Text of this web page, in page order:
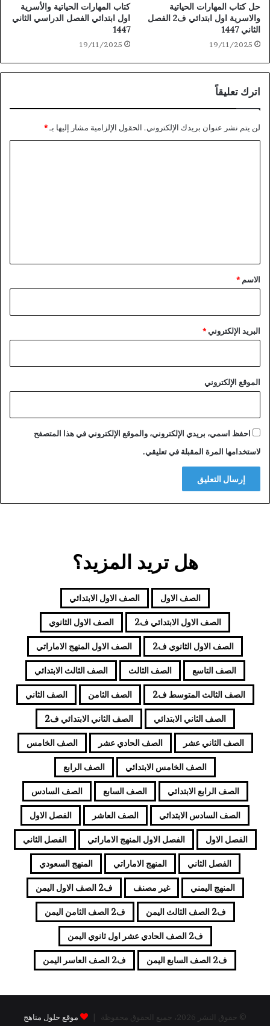
حل كتاب المهارات الحياتية
والاسرية اول ابتدائي ف2 الفصل
الثاني 1447
19/11/2025
كتاب المهارات الحياتية والأسرية
اول ابتدائي الفصل الدراسي الثاني
1447
19/11/2025
اترك تعليقاً
لن يتم نشر عنوان بريدك الإلكتروني. الحقول الإلزامية مشار إليها بـ*
*
الاسم *
البريد الإلكتروني*
الموقع الإلكتروني
احفظ اسمي، بريدي الإلكتروني، والموقع الإلكتروني في هذا المتصفح
لاستخدامها المرة المقبلة في تعليقي.
هل تريد المزيد؟
الصف الاول الصف الاول الابتدائي
الصف الاول الابتدائي ف2 الصف الاول الثانوي
الصف الاول الثانوي ف2 الصف الاول المنهج الاماراتي
الصف التاسع الصف الثالث الصف الثالث الابتدائي
الصف الثالث المتوسط ف2 الصف الثامن الصف الثاني
الصف الثاني الابتدائي الصف الثاني الابتدائي ف2
الصف الثاني عشر الصف الحادي عشر الصف الخامس
الصف الخامس الابتدائي الصف الرابع
الصف الرابع الابتدائي الصف السابع الصف السادس
الصف السادس الابتدائي الصف العاشر الفصل الاول
الفصل الاول الفصل الاول المنهج الاماراتي الفصل الثاني
الفصل الثاني المنهج الاماراتي المنهج السعودي
المنهج اليمني غير مصنف ف2 الصف الاول اليمن
ف2 الصف الثالث اليمن ف2 الصف الثامن اليمن
ف2 الصف الحادي عشر اول ثانوي اليمن
ف2 الصف السابع اليمن ف2 الصف العاسر اليمن
© حقوق النشر 2026، جميع الحقوق محفوظة | موقع حلول مناهج